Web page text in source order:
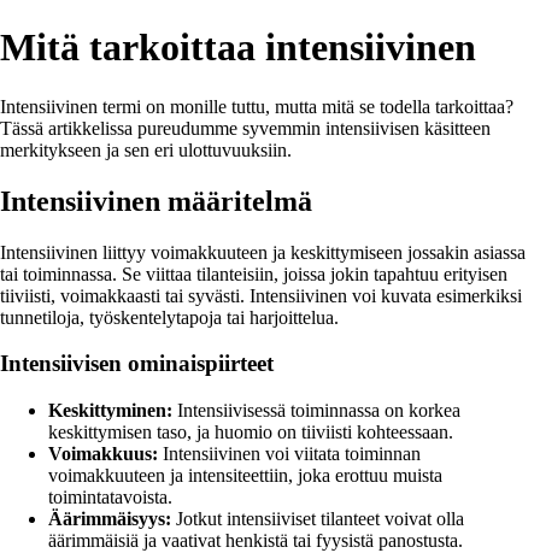
Mitä tarkoittaa intensiivinen
Intensiivinen termi on monille tuttu, mutta mitä se todella tarkoittaa?
Tässä artikkelissa pureudumme syvemmin intensiivisen käsitteen
merkitykseen ja sen eri ulottuvuuksiin.
Intensiivinen määritelmä
Intensiivinen liittyy voimakkuuteen ja keskittymiseen jossakin asiassa
tai toiminnassa. Se viittaa tilanteisiin, joissa jokin tapahtuu erityisen
tiiviisti, voimakkaasti tai syvästi. Intensiivinen voi kuvata esimerkiksi
tunnetiloja, työskentelytapoja tai harjoittelua.
Intensiivisen ominaispiirteet
Keskittyminen: Intensiivisessä toiminnassa on korkea
keskittymisen taso, ja huomio on tiiviisti kohteessaan.
Voimakkuus: Intensiivinen voi viitata toiminnan
voimakkuuteen ja intensiteettiin, joka erottuu muista
toimintatavoista.
Äärimmäisyys: Jotkut intensiiviset tilanteet voivat olla
äärimmäisiä ja vaativat henkistä tai fyysistä panostusta.